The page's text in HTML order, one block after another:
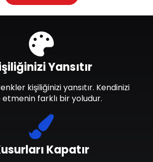
Kapatır
Yansıtır
kişiliğinizi yansıtır. Kendinizi
farklı bir yoludur.